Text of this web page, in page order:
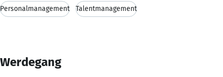
Personalmanagement Talentmanagement
Werdegang